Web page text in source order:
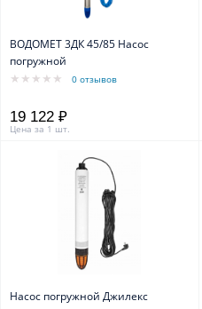
ВОДОМЕТ 3ДК 45/85 Насос
погружной
0 отзывов
19 122 ₽
Цена за 1 шт.
Насос погружной Джилекс